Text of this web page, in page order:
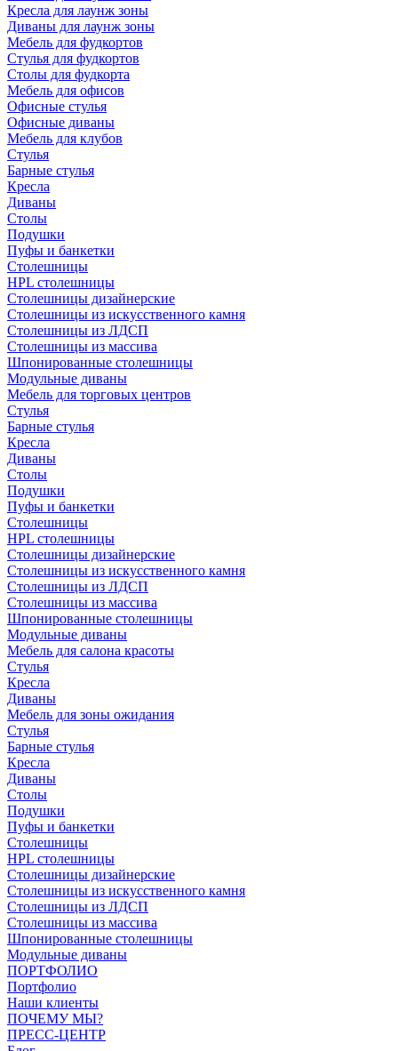
Кресла для лаунж зоны
Диваны для лаунж зоны
Мебель для фудкортов
Стулья для фудкортов
Столы для фудкорта
Мебель для офисов
Офисные стулья
Офисные диваны
Мебель для клубов
Стулья
Барные стулья
Кресла
Диваны
Столы
Подушки
Пуфы и банкетки
Столешницы
HPL столешницы
Столешницы дизайнерские
Столешницы из искусственного камня
Столешницы из ЛДСП
Столешницы из массива
Шпонированные столешницы
Модульные диваны
Мебель для торговых центров
Стулья
Барные стулья
Кресла
Диваны
Столы
Подушки
Пуфы и банкетки
Столешницы
HPL столешницы
Столешницы дизайнерские
Столешницы из искусственного камня
Столешницы из ЛДСП
Столешницы из массива
Шпонированные столешницы
Модульные диваны
Мебель для салона красоты
Стулья
Кресла
Диваны
Мебель для зоны ожидания
Стулья
Барные стулья
Кресла
Диваны
Столы
Подушки
Пуфы и банкетки
Столешницы
HPL столешницы
Столешницы дизайнерские
Столешницы из искусственного камня
Столешницы из ЛДСП
Столешницы из массива
Шпонированные столешницы
Модульные диваны
ПОРТФОЛИО
Портфолио
Наши клиенты
ПОЧЕМУ МЫ?
ПРЕСС-ЦЕНТР